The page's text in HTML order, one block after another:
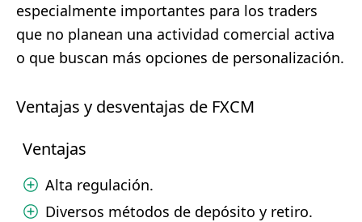
especialmente importantes para los traders
que no planean una actividad comercial activa
o que buscan más opciones de personalización.
Ventajas y desventajas de FXCM
Ventajas
Alta regulación.
Diversos métodos de depósito y retiro.